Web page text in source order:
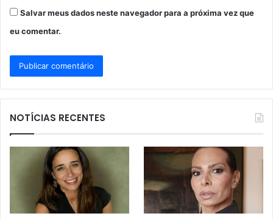
Salvar meus dados neste navegador para a próxima vez que
eu comentar.
NOTÍCIAS RECENTES